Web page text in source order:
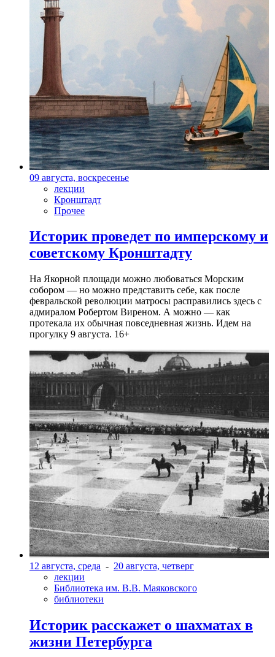
09 августа, воскресенье
лекции
Кронштадт
Прочее
Историк проведет по имперскому и
советскому Кронштадту
На Якорной площади можно любоваться Морским
собором — но можно представить себе, как после
февральской революции матросы расправились здесь с
адмиралом Робертом Виреном. А можно — как
протекала их обычная повседневная жизнь. Идем на
прогулку 9 августа. 16+
12 августа, среда - 20 августа, четверг
лекции
Библиотека им. В.В. Маяковского
библиотеки
Историк расскажет о шахматах в
жизни Петербурга